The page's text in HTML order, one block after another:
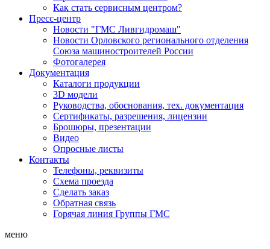
Как стать сервисным центром?
Пресс-центр
Новости "ГМС Ливгидромаш"
Новости Орловского регионального отделения
Союза машиностроителей России
Фотогалерея
Документация
Каталоги продукции
3D модели
Руководства, обоснования, тех. документация
Сертификаты, разрешения, лицензии
Брошюры, презентации
Видео
Опросные листы
Контакты
Телефоны, реквизиты
Схема проезда
Сделать заказ
Обратная связь
Горячая линия Группы ГМС
меню